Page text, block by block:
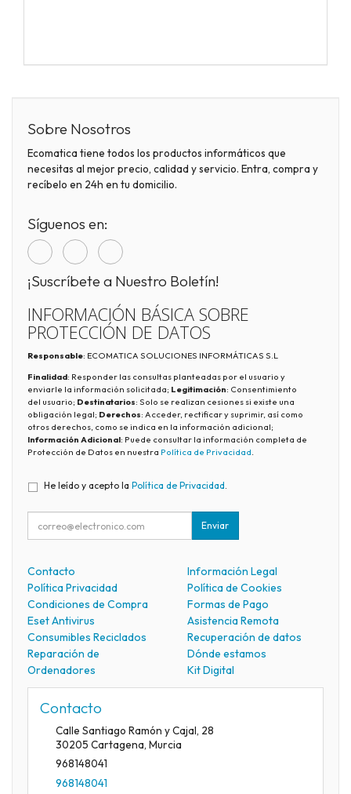
Sobre Nosotros
Ecomatica tiene todos los productos informáticos que
necesitas al mejor precio, calidad y servicio. Entra, compra y
recíbelo en 24h en tu domicilio.
Síguenos en:
¡Suscríbete a Nuestro Boletín!
INFORMACIÓN BÁSICA SOBRE
PROTECCIÓN DE DATOS
Responsable: ECOMATICA SOLUCIONES INFORMÁTICAS S.L
Finalidad: Responder las consultas planteadas por el usuario y
enviarle la información solicitada; Legitimación: Consentimiento
del usuario; Destinatarios: Solo se realizan cesiones si existe una
obligación legal; Derechos: Acceder, rectificar y suprimir, así como
otros derechos, como se indica en la información adicional;
Información Adicional: Puede consultar la información completa de
Protección de Datos en nuestra Política de Privacidad
He leído y acepto la Política de Privacidad.
Enviar
Contacto
Información Legal
Política Privacidad
Política de Cookies
Condiciones de Compra
Formas de Pago
Eset Antivirus
Asistencia Remota
Consumibles Reciclados
Recuperación de datos
Reparación de
Ordenadores
Dónde estamos
Kit Digital
Contacto
Calle Santiago Ramón y Cajal, 28
30205 Cartagena, Murcia
968148041
968148041